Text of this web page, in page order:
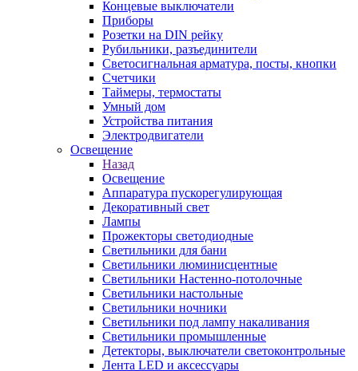
Концевые выключатели
Приборы
Розетки на DIN рейку
Рубильники, разъединители
Светосигнальная арматура, посты, кнопки
Счетчики
Таймеры, термостаты
Умный дом
Устройства питания
Электродвигатели
Освещение
Назад
Освещение
Аппаратура пускорегулирующая
Декоративный свет
Лампы
Прожекторы светодиодные
Светильники для бани
Светильники люминисцентные
Светильники Настенно-потолочные
Светильники настольные
Светильники ночники
Светильники под лампу накаливания
Светильники промышленные
Детекторы, выключатели светоконтрольные
Лента LED и аксессуары